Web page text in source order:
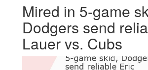
Mired in 5-game
Dodgers send
Lauer vs. Cubs